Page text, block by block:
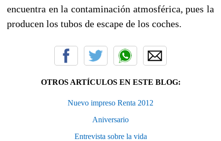
encuentra en la contaminación atmosférica, pues la
producen los tubos de escape de los coches.
OTROS ARTÍCULOS EN ESTE BLOG:
Nuevo impreso Renta 2012
Aniversario
Entrevista sobre la vida